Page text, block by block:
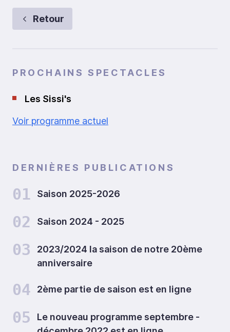
Retour
PROCHAINS SPECTACLES
Les Sissi's
Voir programme actuel
DERNIÈRES PUBLICATIONS
01 Saison 2025-2026
02 Saison 2024 - 2025
03
2023/2024 la saison de notre 20ème
anniversaire
04 2ème partie de saison est en ligne
05
Le nouveau programme septembre -